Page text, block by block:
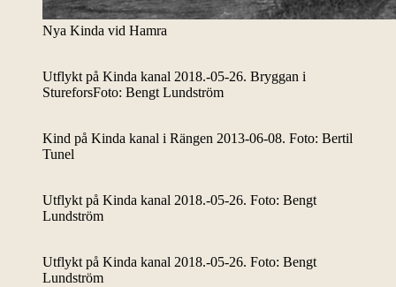
Nya Kinda vid Hamra
Utflykt på Kinda kanal 2018.-05-26. Bryggan i
StureforsFoto: Bengt Lundström
Kind på Kinda kanal i Rängen 2013-06-08. Foto: Bertil
Tunel
Utflykt på Kinda kanal 2018.-05-26. Foto: Bengt
Lundström
Utflykt på Kinda kanal 2018.-05-26. Foto: Bengt
Lundström